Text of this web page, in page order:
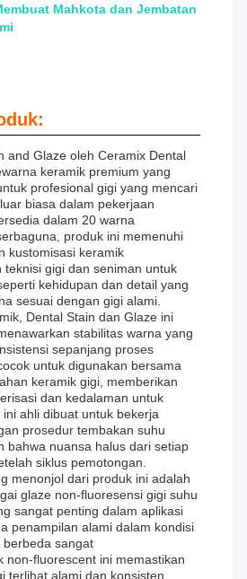
Mahkota dan Jembatan
and Glaze oleh Ceramix Dental
keramik premium yang
profesional gigi yang mencari
biasa dalam pekerjaan
dalam 20 warna
produk ini memenuhi
kustomisasi keramik
teknisi gigi dan seniman untuk
kehidupan dan detail yang
sesuai dengan gigi alami.
Dental Stain dan Glaze ini
stabilitas warna yang
sepanjang proses
untuk digunakan bersama
keramik gigi, memberikan
dan kedalaman untuk
ahli dibuat untuk bekerja
prosedur tembakan suhu
bahwa nuansa halus dari setiap
siklus pemotongan.
menonjol dari produk ini adalah
glaze non-fluoresensi gigi suhu
sangat penting dalam aplikasi
penampilan alami dalam kondisi
berbeda sangat
non-fluorescent ini memastikan
terlihat alami dan konsisten,